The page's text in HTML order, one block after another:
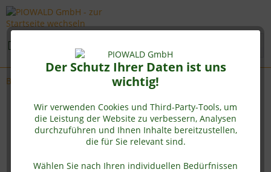
Der Schutz Ihrer Daten ist uns
wichtig!
Wir verwenden Cookies und Third-Party-Tools, um
die Leistung der Website zu verbessern, Analysen
durchzuführen und Ihnen Inhalte bereitzustellen,
die für Sie relevant sind.
Wählen Sie nach Ihren individuellen Bedürfnissen
Bio Spirulina